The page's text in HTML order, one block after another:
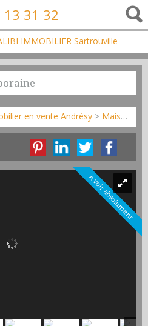
13 31 32
en vente Andrésy > Maison Contemporaine en vente Andrésy
A voir absolument